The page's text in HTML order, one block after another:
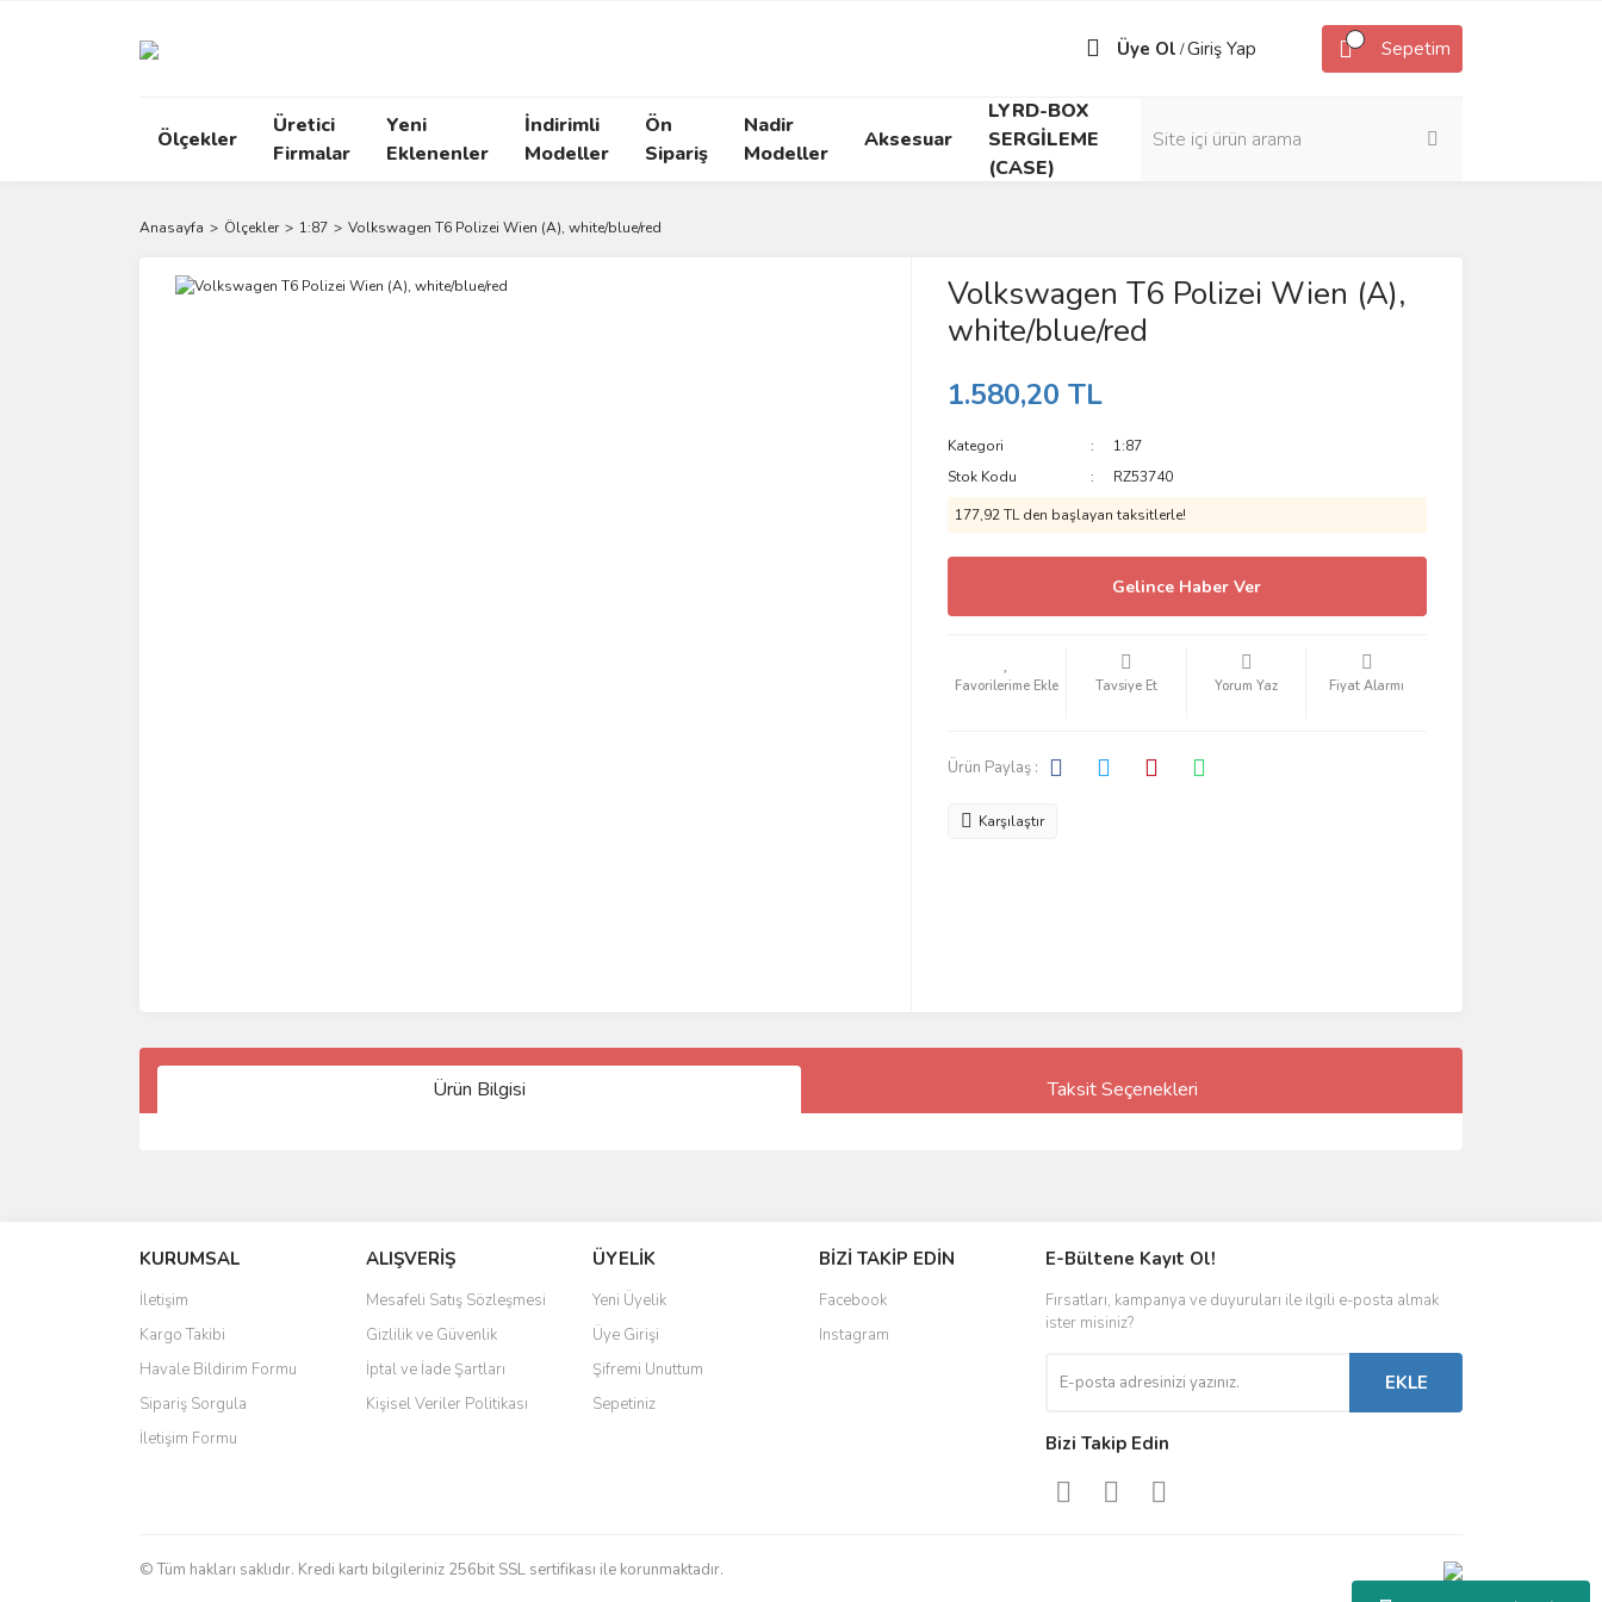
Üye Ol /Giriş Yap Sepetim
Ölçekler
Üretici
Firmalar
Yeni
Eklenenler
İndirimli
Modeller
Ön
Sipariş
Nadir
Modeller
Aksesuar
LYRD-BOX
SERGİLEME
(CASE)
Anasayfa Ölçekler 1:87 Volkswagen T6 Polizei Wien (A), white/blue/red
Volkswagen T6 Polizei Wien (A),
white/blue/red
1.580,20 TL
Kategori
1:87
Stok Kodu
RZ53740
177,92 TL den başlayan taksitlerle!
Gelince Haber Ver
Tavsiye Et Yorum Yaz Fiyat Alarmı
Ürün Paylaş :
Karşılaştır
Ürün Bilgisi Taksit Seçenekleri
KURUMSAL
İletişim
Kargo Takibi
Havale Bildirim Formu
Sipariş Sorgula
İletişim Formu
ALIŞVERİŞ
Mesafeli Satış Sözleşmesi
Gizlilik ve Güvenlik
İptal ve İade Şartları
Kişisel Veriler Politikası
ÜYELİK
Yeni Üyelik
Üye Girişi
Şifremi Unuttum
Sepetiniz
BİZİ TAKİP EDİN
Facebook
Instagram
E-Bültene Kayıt Ol!
Fırsatları, kampanya ve duyuruları ile ilgili e-posta almak
ister misiniz?
EKLE
Bizi Takip Edin
© Tüm hakları saklıdır. Kredi kartı bilgileriniz 256bit SSL sertifikası ile korunmaktadır.